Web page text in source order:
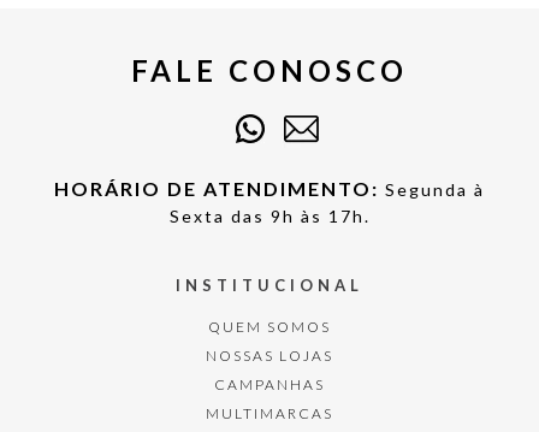
FALE CONOSCO
HORÁRIO DE ATENDIMENTO: Segunda à
Sexta das 9h às 17h.
INSTITUCIONAL
QUEM SOMOS
NOSSAS LOJAS
CAMPANHAS
MULTIMARCAS